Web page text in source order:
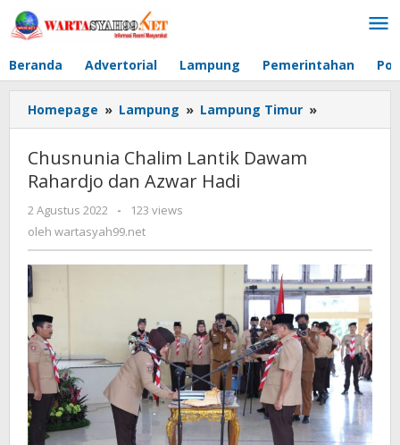
Lewati
ke
Beranda
Advertorial Lampung Pemerintahan
Homepage » Lampung » Lampung Timur »
Chalim
Chusnunia Chalim Lantik Dawam
Rahardjo dan Azwar Hadi
2 Agustus 2022
oleh
wartasyah99.net
-
123 views
oleh wartasyah99.net